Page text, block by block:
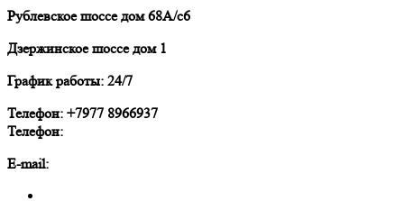
Рублевское шоссе дом 68А/с6
Дзержинское шоссе дом 1
График работы: 24/7
Телефон: +7977 8966937
Телефон:
E-mail: